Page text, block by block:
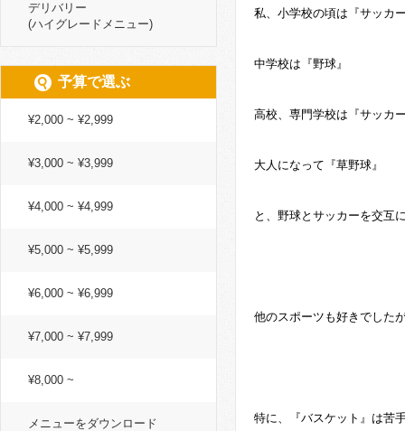
私、小学校の頃は『サッカ
中学校は『野球』
高校、専門学校は『サッカ
大人になって『草野球』
と、野球とサッカーを交互
他のスポーツも好きでした
特に、『バスケット』は苦
デリバリー
(ハイグレードメニュー)
予算で選ぶ
¥2,000 ~ ¥2,999
¥3,000 ~ ¥3,999
¥4,000 ~ ¥4,999
¥5,000 ~ ¥5,999
¥6,000 ~ ¥6,999
¥7,000 ~ ¥7,999
¥8,000 ~
メニューをダウンロード